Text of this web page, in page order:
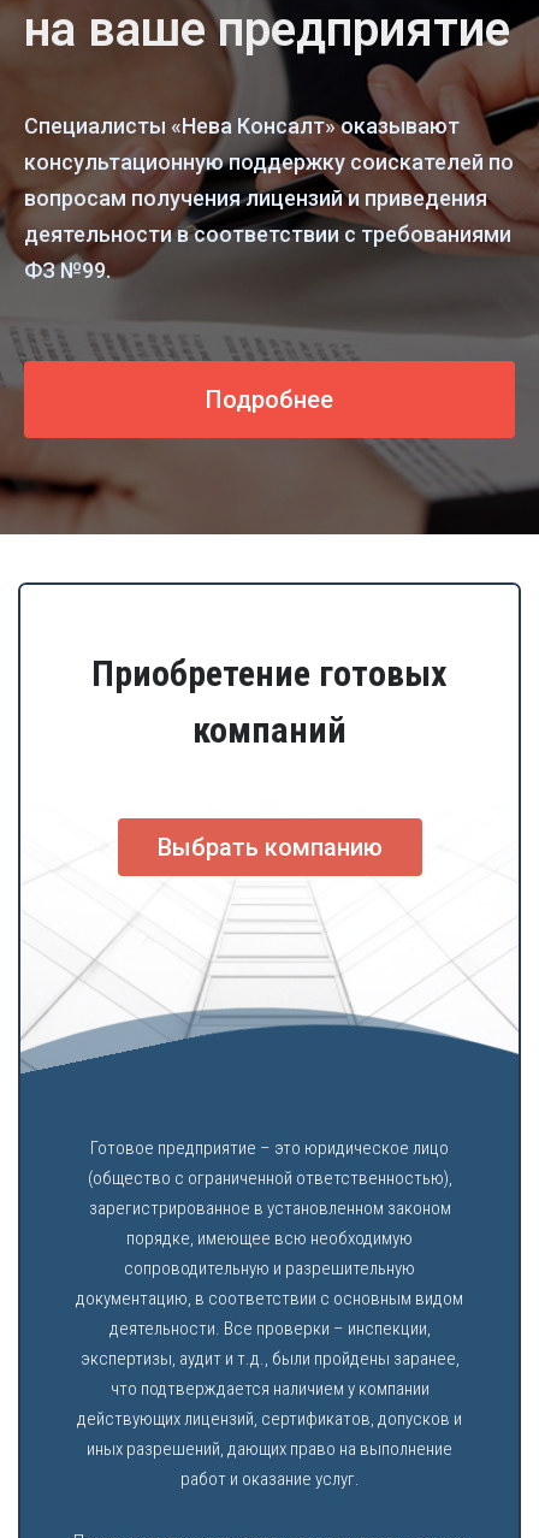
на ваше предприятие
Специалисты «Нева Консалт» оказывают
консультационную поддержку соискателей по
вопросам получения лицензий и приведения
деятельности в соответствии с требованиями
ФЗ №99.
Подробнее
Приобретение готовых
компаний
Выбрать компанию
Готовое предприятие – это юридическое лицо
(общество с ограниченной ответственностью),
зарегистрированное в установленном законом
порядке, имеющее всю необходимую
сопроводительную и разрешительную
документацию, в соответствии с основным видом
деятельности. Все проверки – инспекции,
экспертизы, аудит и т.д., были пройдены заранее,
что подтверждается наличием у компании
действующих лицензий, сертификатов, допусков и
иных разрешений, дающих право на выполнение
работ и оказание услуг.